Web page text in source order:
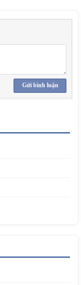
Gửi bình luận